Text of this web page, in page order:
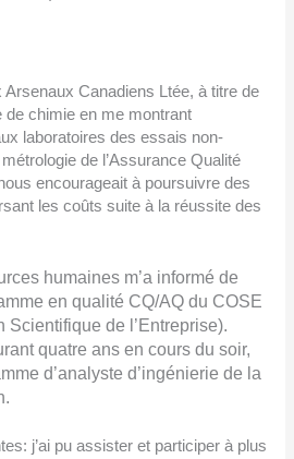
Arsenaux Canadiens Ltée, à titre de
de chimie en me montrant
laboratoires des essais non-
de l’Assurance Qualité
encourageait à poursuivre des
les coûts suite à la réussite des
humaines m’a informé de
en qualité CQ/AQ du COSE
Scientifique de l’Entreprise).
quatre ans en cours du soir,
d’analyste d’ingénierie de la
j’ai pu assister et participer à plus